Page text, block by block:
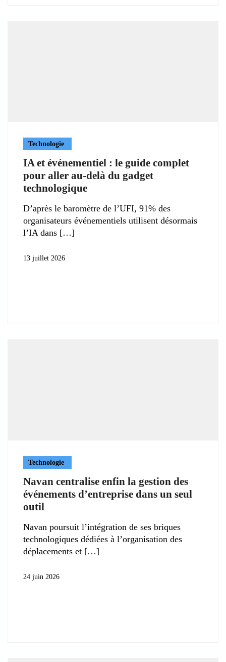
Technologie
IA et événementiel : le guide complet
pour aller au-delà du gadget
technologique
D’après le baromètre de l’UFI, 91% des
organisateurs événementiels utilisent désormais
l’IA dans
13 juillet 2026
Technologie
Navan centralise enfin la gestion des
événements d’entreprise dans un seul
outil
Navan poursuit l’intégration de ses briques
technologiques dédiées à l’organisation des
déplacements et
24 juin 2026